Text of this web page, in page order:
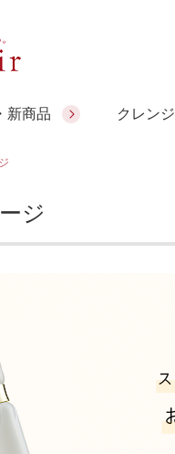
新商品 クレン
友達紹介サービス
肌バランス
ェックで選ぶ
テニアの「時計美容」
Look
ーゲン
チビタミン＆ミネラ
ンナースマート
ジ